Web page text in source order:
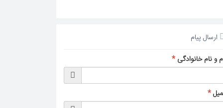
ارسال پیام
و نام خانوادگی *
*